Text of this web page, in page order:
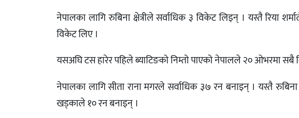
नेपालका लागि रुबिना क्षेत्रीले सर्वाधिक ३ विकेट लिइन् । यस्तै रिया
विकेट लिए ।
यसअघि टस हारेर पहिले ब्याटिङको निम्तो पाएको नेपालले २० ओभरमा सबै
नेपालका लागि सीता राना मगरले सर्वाधिक ३७ रन बनाइन् । यस्तै
खड्काले १० रन बनाइन् ।